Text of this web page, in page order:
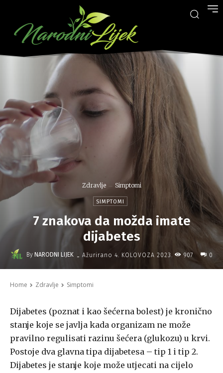
Zdravlje Simptomi
SIMPTOMI
7 znakova da možda imate
dijabetes
By NARODNI LIJEK - Ažurirano 4. KOLOVOZA 2023. 907 0
Home Zdravlje Simptomi
Dijabetes (poznat i kao šećerna bolest) je kronično
stanje koje se javlja kada organizam ne može
pravilno regulisati razinu šećera (glukozu) u krvi.
Postoje dva glavna tipa dijabetesa – tip 1 i tip 2.
Dijabetes je stanje koje može utjecati na cijelo